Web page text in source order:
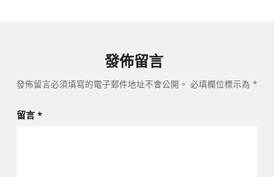
發佈留言
發佈留言必須填寫的電子郵件地址不會公開。 必填欄位標示為 *
留言 *